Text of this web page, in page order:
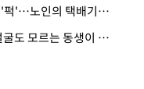
· 엘베 문 열리자 지팡이 '퍽'…노인의 택배기사 폭행 이유
· "20년 병수발했는데 얼굴도 모르는 동생이 유산 절반을"…배다른 형제 상속권 있을까